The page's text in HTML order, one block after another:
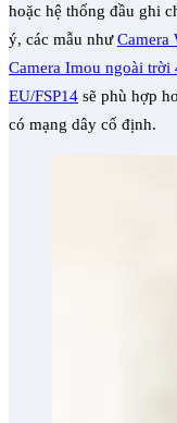
hoặc hệ thống đầu ghi
ý, các mẫu nhưCamera
Camera Imou ngoài
EU/FSP14 sẽ phù hợp
có mạng dây cố định.